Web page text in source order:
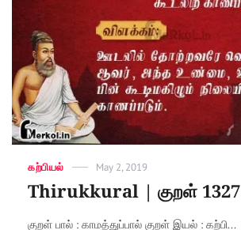
Categories
கற்பியல்
Posted
May 2, 2019
Thirukkural | குறள் 1327
குறள் பால் : காமத்துப்பால் குறள் இயல் : கற்பி...